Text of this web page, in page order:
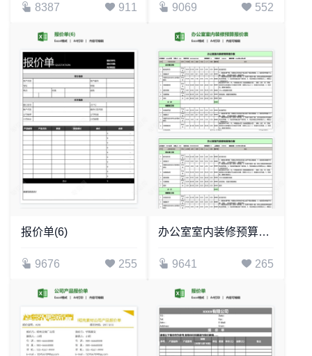
8387 911 9069 552
报价单(6)
9676 255
办公室室内装修预算报价表
9641 265